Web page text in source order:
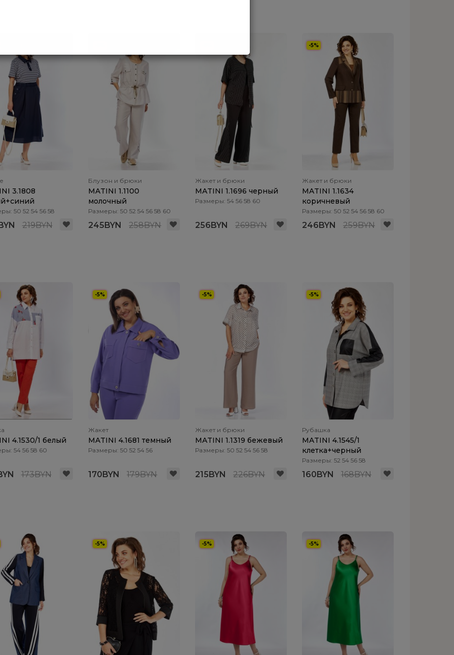
3.1808
50 52 54 56 58
219BYN
Блузон и брюки
MATINI 1.1100
молочный
Размеры: 50 52 54 56 58 60
245BYN 258BYN
Жакет и брюки
MATINI 1.1696 черный
Размеры: 54 56 58 60
256BYN 269BYN
-5%
Жакет и брюки
MATINI 1.1634
коричневый
Размеры: 50 52 54 56 58 60
246BYN 259BYN
4.1530/1 белый
54 56 58 60
173BYN
-5%
Жакет
MATINI 4.1681 темный
Размеры: 50 52 54 56
170BYN 179BYN
-5%
Жакет и брюки
MATINI 1.1319 бежевый
Размеры: 50 52 54 56 58
215BYN 226BYN
-5%
Рубашка
MATINI 4.1545/1
клетка+черный
Размеры: 52 54 56 58
160BYN 168BYN
-5% -5% -5%